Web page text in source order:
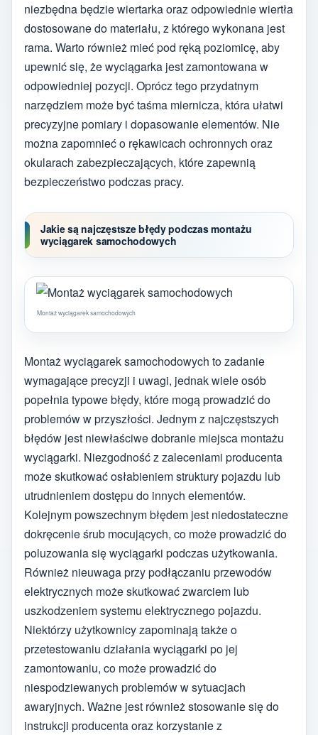
niezbędna będzie wiertarka oraz odpowiednie wiertła
dostosowane do materiału, z którego wykonana jest
rama. Warto również mieć pod ręką poziomicę, aby
upewnić się, że wyciągarka jest zamontowana w
odpowiedniej pozycji. Oprócz tego przydatnym
narzędziem może być taśma miernicza, która ułatwi
precyzyjne pomiary i dopasowanie elementów. Nie
można zapomnieć o rękawicach ochronnych oraz
okularach zabezpieczających, które zapewnią
bezpieczeństwo podczas pracy.
Jakie są najczęstsze błędy podczas montażu
wyciągarek samochodowych
Montaż wyciągarek samochodowych
Montaż wyciągarek samochodowych to zadanie
wymagające precyzji i uwagi, jednak wiele osób
popełnia typowe błędy, które mogą prowadzić do
problemów w przyszłości. Jednym z najczęstszych
błędów jest niewłaściwe dobranie miejsca montażu
wyciągarki. Niezgodność z zaleceniami producenta
może skutkować osłabieniem struktury pojazdu lub
utrudnieniem dostępu do innych elementów.
Kolejnym powszechnym błędem jest niedostateczne
dokręcenie śrub mocujących, co może prowadzić do
poluzowania się wyciągarki podczas użytkowania.
Również nieuwaga przy podłączaniu przewodów
elektrycznych może skutkować zwarciem lub
uszkodzeniem systemu elektrycznego pojazdu.
Niektórzy użytkownicy zapominają także o
przetestowaniu działania wyciągarki po jej
zamontowaniu, co może prowadzić do
niespodziewanych problemów w sytuacjach
awaryjnych. Ważne jest również stosowanie się do
instrukcji producenta oraz korzystanie z